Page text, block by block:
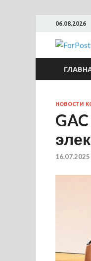
06.08.2026
НОВОСТИ
16.07.2025